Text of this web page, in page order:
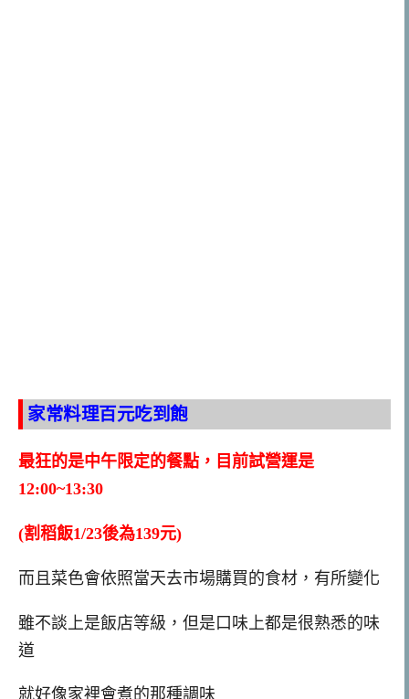
家常料理百元吃到飽
最狂的是中午限定的餐點，目前試營運是
12:00~13:30
(割稻飯1/23後為139元)
而且菜色會依照當天去市場購買的食材，有所變化
雖不談上是飯店等級，但是口味上都是很熟悉的味
道
就好像家裡會煮的那種調味